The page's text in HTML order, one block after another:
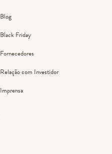
Blog
Black Friday
Fornecedores
Relação com Investidor
Imprensa